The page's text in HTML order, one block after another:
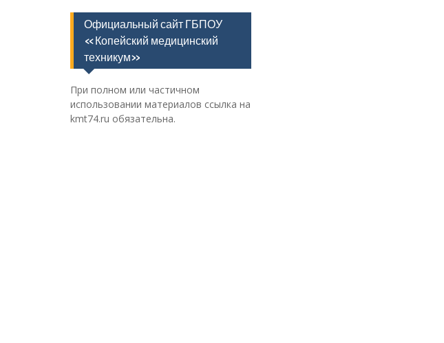
Официальный сайт ГБПОУ
«Копейский медицинский
техникум»
При полном или частичном
использовании материалов ссылка на
kmt74.ru обязательна.